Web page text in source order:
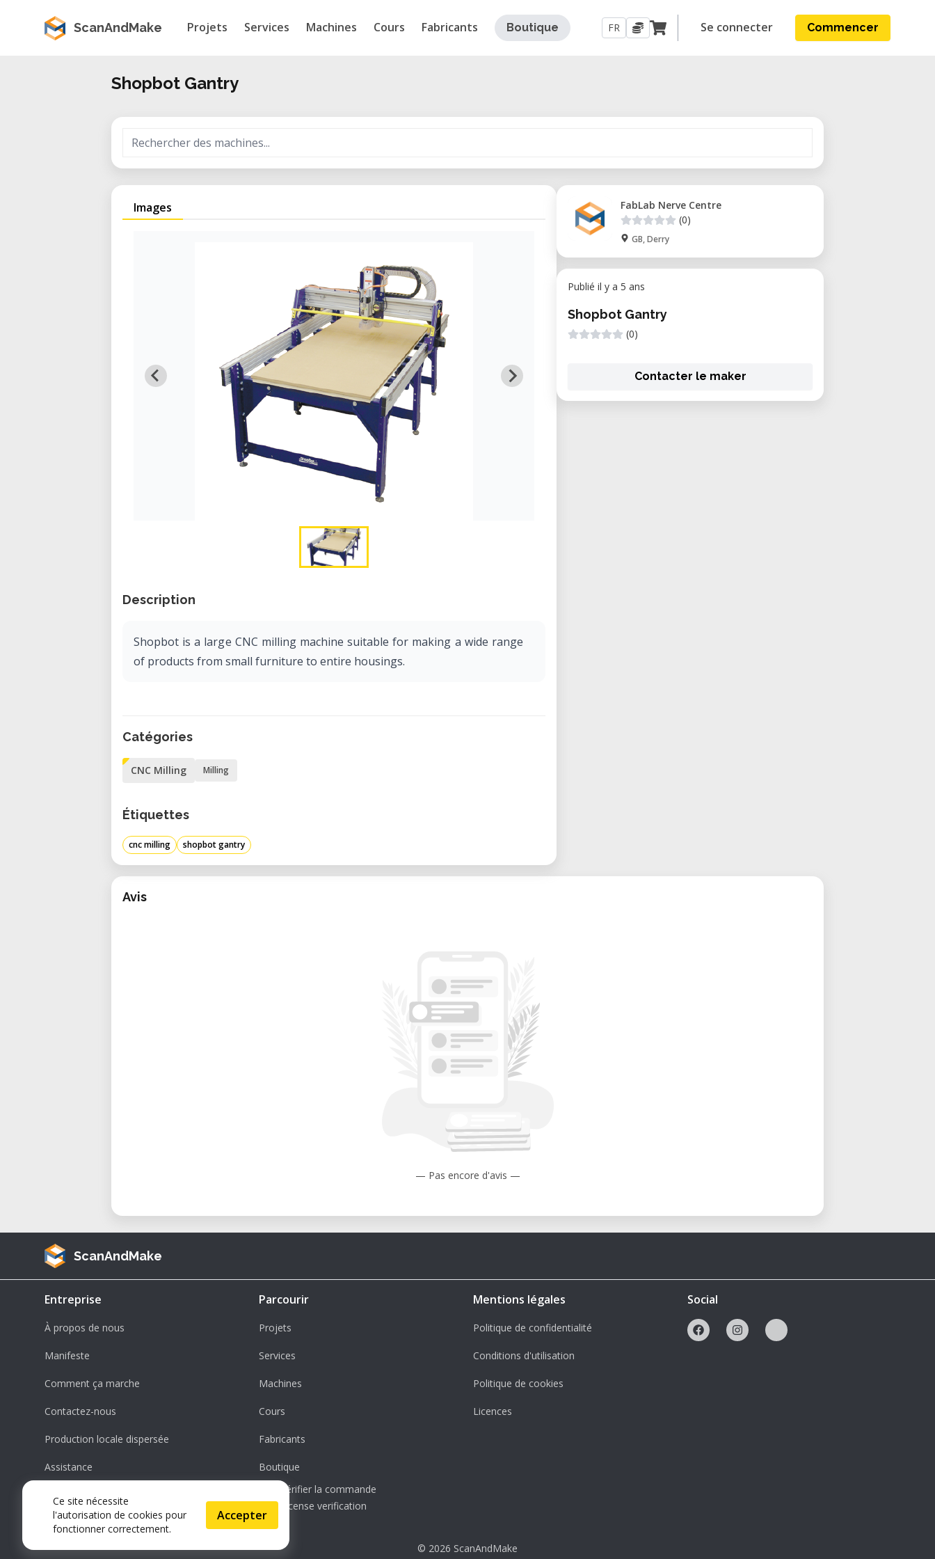
ScanAndMake Projets Services Machines Cours Fabricants Boutique FR Se connecter Commencer
Shopbot Gantry
Images
Description
Shopbot is a large CNC milling machine suitable for making a wide range
of products from small furniture to entire housings.
Catégories
CNC Milling Milling
Étiquettes
cnc milling shopbot gantry
FabLab Nerve Centre
(0)
GB, Derry
Publié il y a 5 ans
Shopbot Gantry
(0)
Contacter le maker
Avis
— Pas encore d'avis —
ScanAndMake
Entreprise
À propos de nous
Manifeste
Comment ça marche
Contactez-nous
Production locale dispersée
Assistance
Parcourir
Projets
Services
Machines
Cours
Fabricants
Boutique
Vérifier la commande
License verification
Mentions légales
Politique de confidentialité
Conditions d'utilisation
Politique de cookies
Licences
Social
© 2026 ScanAndMake
Ce site nécessite
l'autorisation de cookies pour
fonctionner correctement.
Accepter